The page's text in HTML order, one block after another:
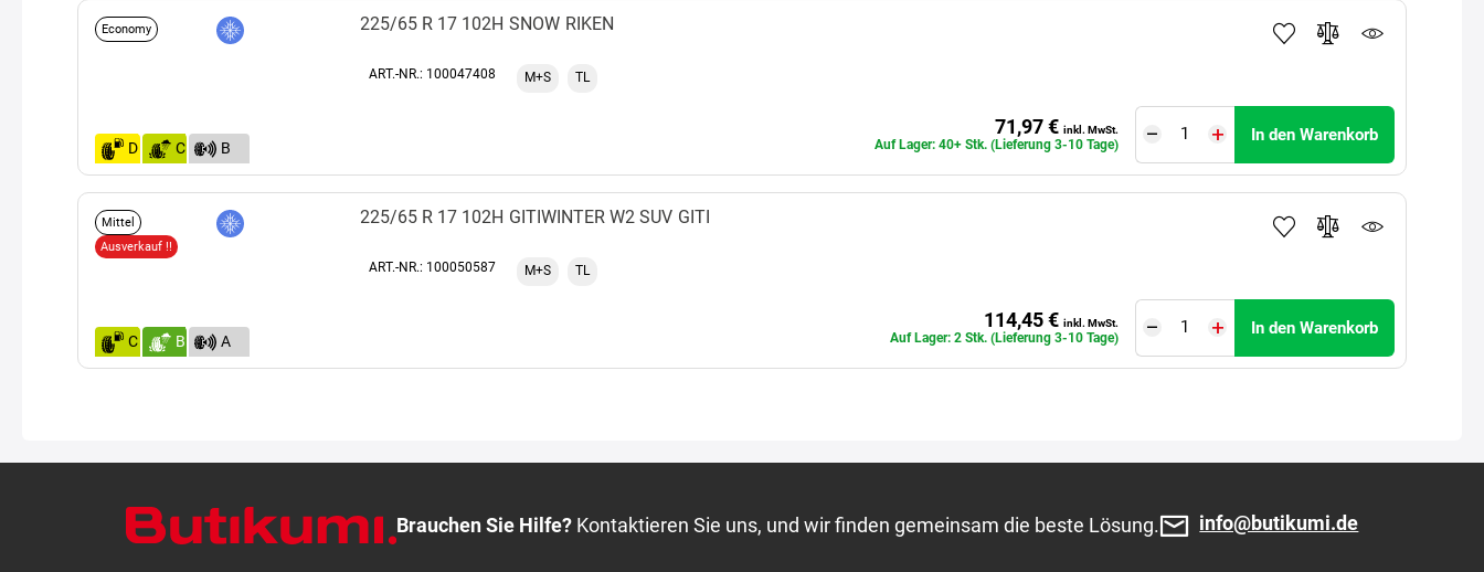
D C
B
(72)
71,97 €inkl. MwSt.
Auf Lager: 40+ Stk. (Lieferung 3-10 Tage) In den Warenkorb
GITIWINTER W2 SUV
225/65 R 17 102H